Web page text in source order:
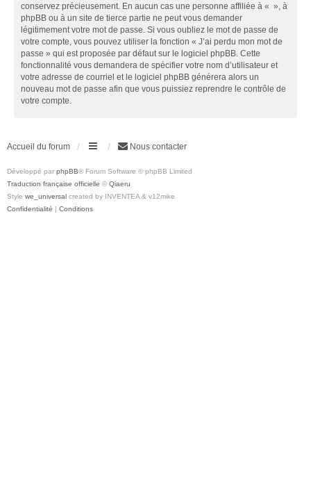
conservez précieusement. En aucun cas une personne affiliée à « », à
phpBB ou à un site de tierce partie ne peut vous demander
légitimement votre mot de passe. Si vous oubliez le mot de passe de
votre compte, vous pouvez utiliser la fonction « J’ai perdu mon mot de
passe » qui est proposée par défaut sur le logiciel phpBB. Cette
fonctionnalité vous demandera de spécifier votre nom d’utilisateur et
votre adresse de courriel et le logiciel phpBB générera alors un
nouveau mot de passe afin que vous puissiez reprendre le contrôle de
votre compte.
Accueil du forum Nous contacter
Développé par phpBB® Forum Software © phpBB Limited
Traduction française officielle © Qiaeru
Style we_universal created by INVENTEA & v12mike
Confidentialité | Conditions